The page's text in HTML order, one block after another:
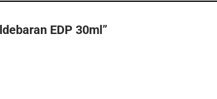
EDP 30ml”